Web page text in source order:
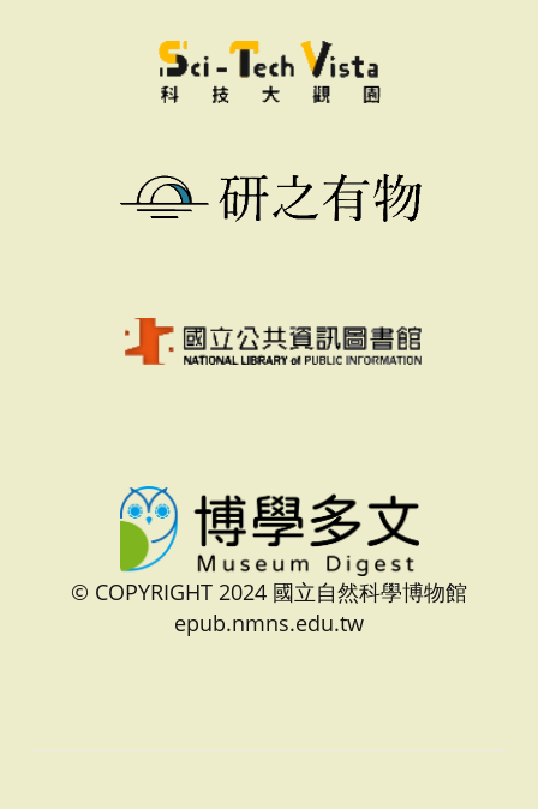
© COPYRIGHT 2024 國立自然科學博物館
epub.nmns.edu.tw